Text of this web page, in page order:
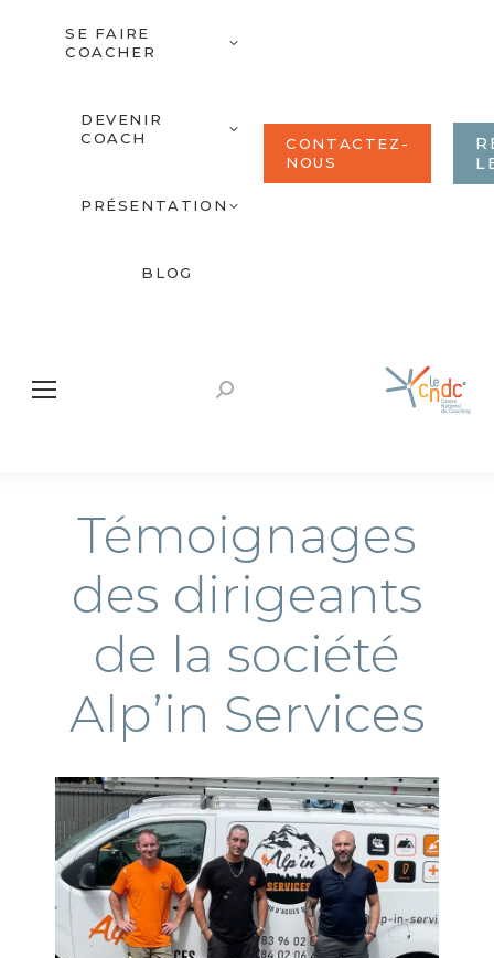
SE FAIRE
COACHER
DEVENIR
COACH
PRÉSENTATION
BLOG
CONTACTEZ-
NOUS
Recherche
Témoignages
des dirigeants
de la société
Alp’in Services